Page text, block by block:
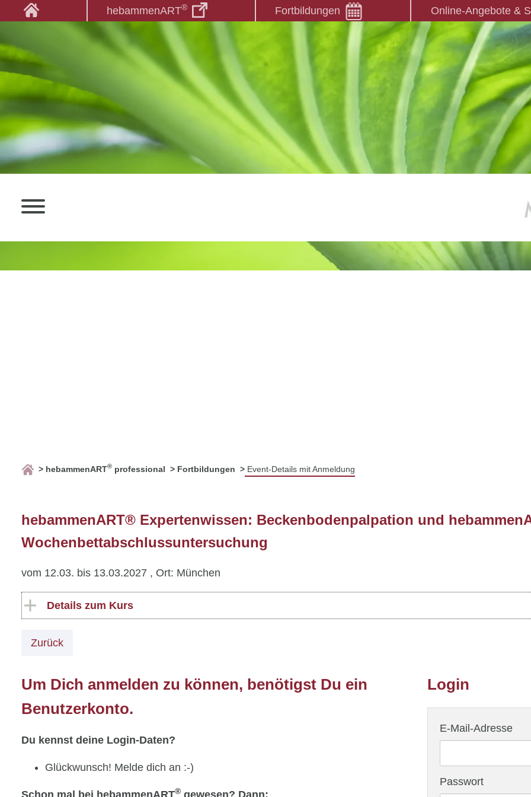
hebammenART® Fortbildungen Online-Angebote &
hebammenART® professional Fortbildungen Event-Details mit Anmeldung
hebammenART® Expertenwissen: Beckenbodenpalpation und
Wochenbettabschlussuntersuchung
vom 12.03. bis 13.03.2027 , Ort: München
Details zum Kurs
Zurück
Um Dich anmelden zu können, benötigst Du ein
Benutzerkonto.
Du kennst deine Login-Daten?
Glückwunsch! Melde dich an :-)
Schon mal bei hebammenART® gewesen? Dann:
Login
E-Mail-Adresse
Passwort